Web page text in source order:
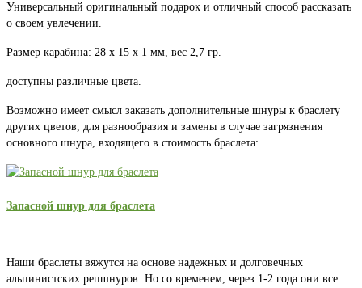
Универсальный оригинальный подарок и отличный способ рассказать
о своем увлечении.
Размер карабина: 28 x 15 x 1 мм, вес 2,7 гр.
доступны различные цвета.
Возможно имеет смысл заказать дополнительные шнуры к браслету
других цветов, для разнообразия и замены в случае загрязнения
основного шнура, входящего в стоимость браслета:
Запасной шнур для браслета
Наши браслеты вяжутся на основе надежных и долговечных
альпинистских репшнуров. Но со временем, через 1-2 года они все